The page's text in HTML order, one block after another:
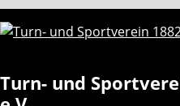
Turn- und